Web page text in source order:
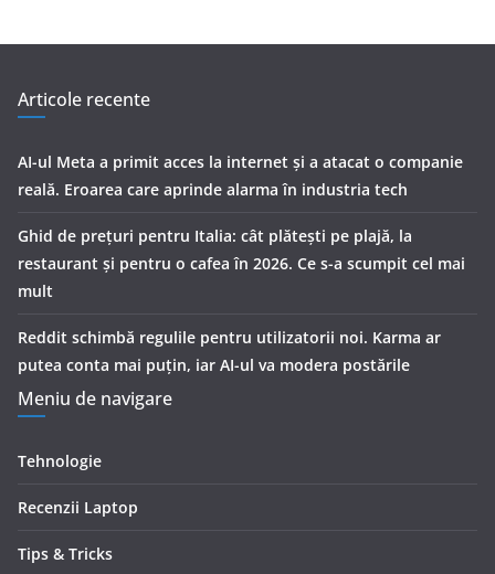
Articole recente
AI-ul Meta a primit acces la internet și a atacat o companie
reală. Eroarea care aprinde alarma în industria tech
Ghid de prețuri pentru Italia: cât plătești pe plajă, la
restaurant și pentru o cafea în 2026. Ce s-a scumpit cel mai
mult
Reddit schimbă regulile pentru utilizatorii noi. Karma ar
putea conta mai puțin, iar AI-ul va modera postările
Meniu de navigare
Tehnologie
Recenzii Laptop
Tips & Tricks